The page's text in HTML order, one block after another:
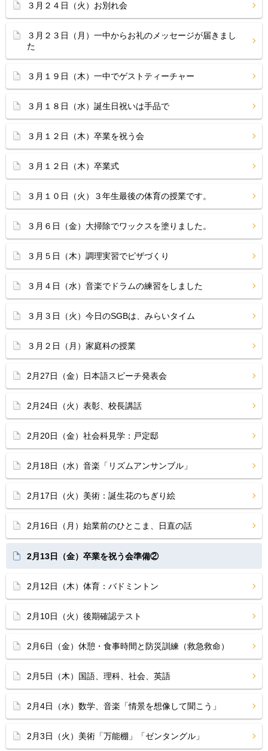
３月２４日（火）お別れ会
３月２３日（月）一中からお礼のメッセージが届きまし
た
３月１９日（木）一中でゲストティーチャー
３月１８日（水）誕生日祝いは手品で
３月１２日（木）卒業を祝う会
３月１２日（木）卒業式
３月１０日（火）３年生最後の体育の授業です。
３月６日（金）大掃除でワックスを塗りました。
３月５日（木）調理実習でピザづくり
３月４日（水）音楽でドラムの練習をしました
３月３日（火）今日のSGBは、みらいタイム
３月２日（月）家庭科の授業
2月27日（金）日本語スピーチ発表会
2月24日（火）表彰、校長講話
2月20日（金）社会科見学：戸定邸
2月18日（水）音楽「リズムアンサンブル」
2月17日（火）美術：誕生花のちぎり絵
2月16日（月）始業前のひとこま、日直の話
2月13日（金）卒業を祝う会準備②
2月12日（木）体育：バドミントン
2月10日（火）後期確認テスト
2月6日（金）休憩・食事時間と防災訓練（救急救命）
2月5日（木）国語、理科、社会、英語
2月4日（水）数学、音楽「情景を想像して聞こう」
2月3日（火）美術「万能棚」「ゼンタングル」